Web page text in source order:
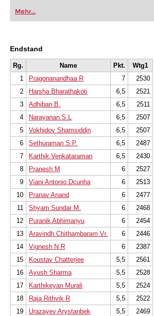
Mehr...
Endstand
Rg. Name Pkt.
Wtg1
1
Praggnanandhaa R 7
2530
2
Harsha Bharathakoti 6,5
2521
3
Adhiban B. 6,5
2511
4
Narayanan.S.L 6,5
2507
5
Vokhidov Shamsiddin 6,5
2507
6
Sethuraman S.P. 6,5
2487
7
Karthik Venkataraman 6,5
2430
8
Pranesh M 6
2527
9
Viani Antonio Dcunha 6
2513
10
Pranav Anand 6
2477
11
Shyam Sundar M. 6
2468
12
Puranik Abhimanyu 6
2454
13
Aravindh Chithambaram Vr. 6
2446
14
Vignesh N R 6
2387
15
Koustav Chatterjee 5,5
2561
16
Ayush Sharma 5,5
2528
17
Karthikeyan Murali 5,5
2524
18
Raja Rithvik R 5,5
2522
19
Urazayev Arystanbek 5,5
2469